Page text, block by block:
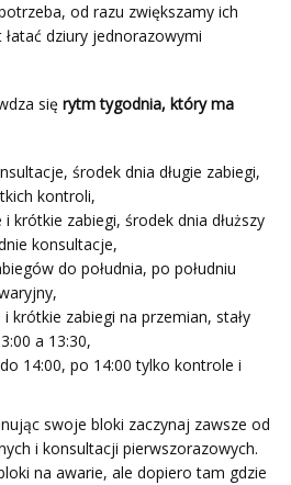
od razu zwiększamy ich
dziury jednorazowymi
się rytm tygodnia, który ma
środek dnia długie zabiegi,
kontroli,
krótkie zabiegi, środek dnia dłuższy
konsultacje,
do południa, po południu
krótkie zabiegi na przemian, stały
a 13:30,
14:00, po 14:00 tylko kontrole i
swoje bloki zaczynaj zawsze od
i konsultacji pierwszorazowych.
na awarie, ale dopiero tam gdzie